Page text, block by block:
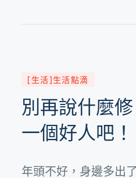
[生活]生活點滴
別再說什麼
一個好人吧！
年頭不好，身邊多出